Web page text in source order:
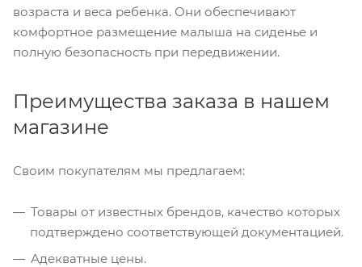
возраста и веса ребенка. Они обеспечивают
комфортное размещение малыша на сиденье и
полную безопасность при передвижении.
Преимущества заказа в нашем
магазине
Своим покупателям мы предлагаем:
Товары от известных брендов, качество которых
подтверждено соответствующей документацией.
Адекватные цены.